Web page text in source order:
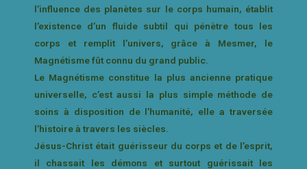
l’influence des planètes sur le corps humain, établit
l’existence d’un fluide subtil qui pénètre tous les
corps et remplit l’univers, grâce à Mesmer, le
Magnétisme fût connu du grand public.
Le Magnétisme constitue la plus ancienne pratique
universelle, c’est aussi la plus simple méthode de
soins à disposition de l’humanité, elle a traversée
l’histoire à travers les siècles.
Jésus-Christ était guérisseur du corps et de l’esprit,
il chassait les démons et surtout guérissait les